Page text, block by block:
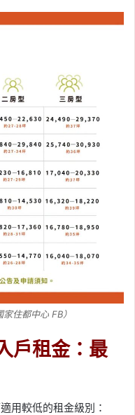
住都中心 FB）
戶租金：最
用較低的租金級別：